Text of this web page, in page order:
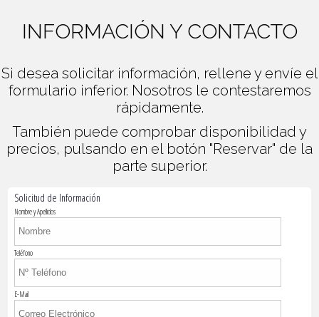
INFORMACIÓN Y CONTACTO
Si desea solicitar información, rellene y envíe el
formulario inferior. Nosotros le contestaremos
rápidamente.
También puede comprobar disponibilidad y
precios, pulsando en el botón "Reservar" de la
parte superior.
Solicitud de Información
Nombre y Apellidos
Teléfono
E-Mail